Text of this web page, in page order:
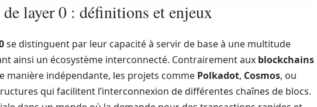
layer 0 : définitions et enjeux
se distinguent par leur capacité à servir de base à une multitude
ainsi un écosystème interconnecté. Contrairement aux blockchains
manière indépendante, les projets comme Polkadot, Cosmos, ou
qui facilitent l’interconnexion de différentes chaînes de blocs.